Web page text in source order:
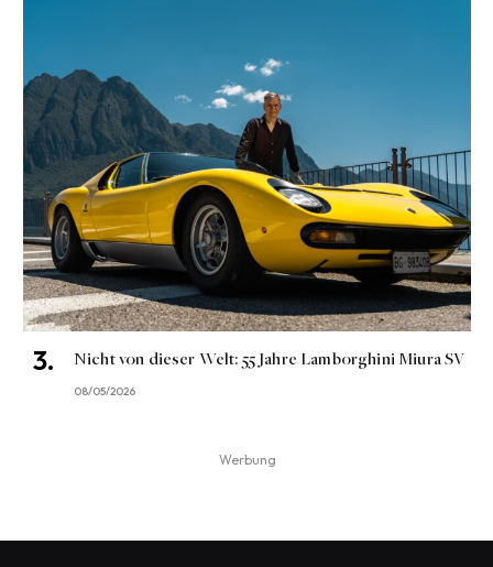
Nicht von dieser Welt: 55 Jahre Lamborghini Miura SV
08/05/2026
Werbung